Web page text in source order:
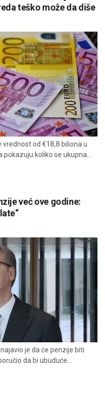
teško može da diše
vrednost od €18,8 biliona u
koliko se ukupna...
već ove godine:
je da će penzije biti
da bi ubuduće...